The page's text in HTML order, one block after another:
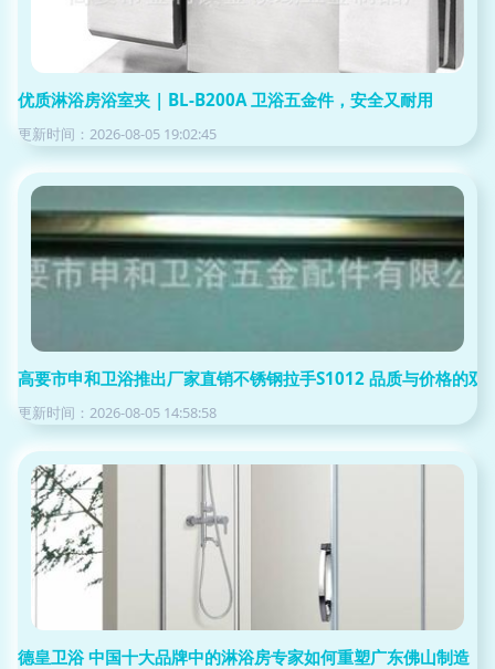
优质淋浴房浴室夹 | BL-B200A 卫浴五金件，安全又耐用
更新时间：2026-08-05 19:02:45
高要市申和卫浴推出厂家直销不锈钢拉手S1012 品质与价格的双
更新时间：2026-08-05 14:58:58
德皇卫浴 中国十大品牌中的淋浴房专家如何重塑广东佛山制造